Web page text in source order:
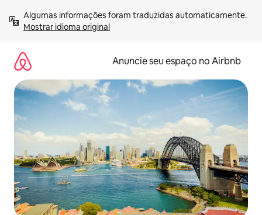
para
Mostrar idioma original
Anuncie seu espaço no Airbnb